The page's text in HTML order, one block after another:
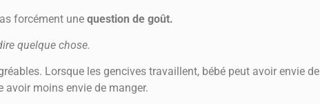
forcément une question de goût.
quelque chose.
Lorsque les gencives travaillent, bébé peut avoir envie de
moins envie de manger.